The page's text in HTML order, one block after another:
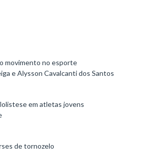
movimento no esporte
e Alysson Cavalcanti dos Santos
em atletas jovens
de tornozelo